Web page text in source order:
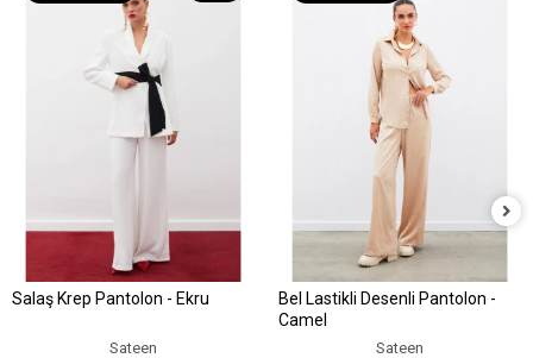
Sepete Ekle
Salaş Krep Pantolon - Ekru
Sateen
Sepete Ekle
Bel Lastikli Desenli Pantolon -
Camel
Sateen